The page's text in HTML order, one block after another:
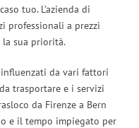
tuo. L’azienda di
professionali a prezzi
la sua priorità.
da vari fattori
trasportare e i servizi
da Firenze a Bern
e il tempo impiegato per